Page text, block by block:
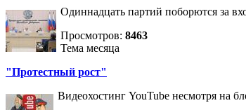
Одиннадцать партий поборются за
Просмотров: 8463
Тема месяца
"Протестный рост"
Видеохостинг YouTube несмотря на